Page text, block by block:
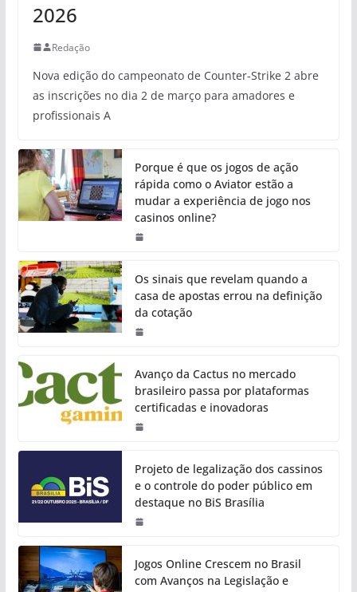
2026
Redação
Nova edição do campeonato de Counter-Strike 2 abre
as inscrições no dia 2 de março para amadores e
profissionais A
Porque é que os jogos de ação
rápida como o Aviator estão a
mudar a experiência de jogo nos
casinos online?
Os sinais que revelam quando a
casa de apostas errou na definição
da cotação
Avanço da Cactus no mercado
brasileiro passa por plataformas
certificadas e inovadoras
Projeto de legalização dos cassinos
e o controle do poder público em
destaque no BiS Brasília
Jogos Online Crescem no Brasil
com Avanços na Legislação e